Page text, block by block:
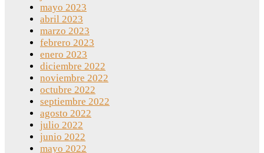
mayo 2023
abril 2023
marzo 2023
febrero 2023
enero 2023
diciembre 2022
noviembre 2022
octubre 2022
septiembre 2022
agosto 2022
julio 2022
junio 2022
mayo 2022